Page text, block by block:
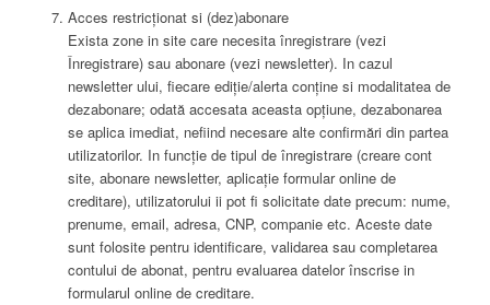
Acces restricționat si (dez)abonare
Exista zone in site care necesita înregistrare (vezi
Înregistrare) sau abonare (vezi newsletter). In cazul
newsletter ului, fiecare ediție/alerta conține si modalitatea de
dezabonare; odată accesata aceasta opțiune, dezabonarea
se aplica imediat, nefiind necesare alte confirmări din partea
utilizatorilor. In funcție de tipul de înregistrare (creare cont
site, abonare newsletter, aplicație formular online de
creditare), utilizatorului ii pot fi solicitate date precum: nume,
prenume, email, adresa, CNP, companie etc. Aceste date
sunt folosite pentru identificare, validarea sau completarea
contului de abonat, pentru evaluarea datelor înscrise in
formularul online de creditare.